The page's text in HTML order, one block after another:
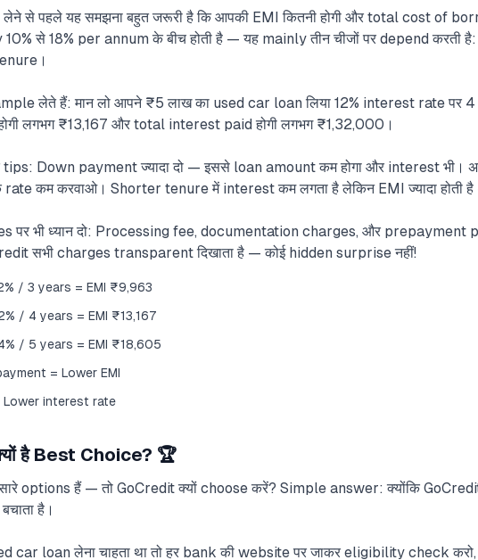
से पहले यह समझना बहुत जरूरी है कि आपकी EMI कितनी होगी और total cost of
से 18% per annum के बीच होती है — यह mainly तीन चीजों पर depend करती
लेते हैं: मान लो आपने ₹5 लाख का used car loan लिया 12% interest rate पर 4
लगभग ₹13,167 और total interest paid होगी लगभग ₹1,32,000।
Down payment ज्यादा दो — इससे loan amount कम होगा और interest भी।
कम करवाओ। Shorter tenure में interest कम लगता है लेकिन EMI ज्यादा होती
पर भी ध्यान दो: Processing fee, documentation charges, और
सभी charges transparent दिखाता है — कोई hidden surprise नहीं!
/ 3 years = EMI ₹9,963
/ 4 years = EMI ₹13,167
/ 5 years = EMI ₹18,605
= Lower EMI
Lower interest rate
है Best Choice? 🏆
options हैं — तो GoCredit क्यों choose करें? Simple answer: क्योंकि
है।
car loan लेना चाहता था तो हर bank की website पर जाकर eligibility check